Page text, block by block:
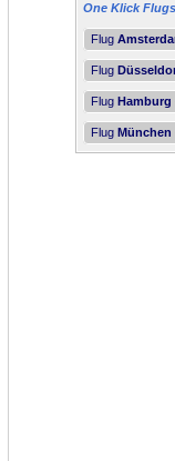
One Klick
Flug
Flug
Flug Hamburg
Flug München